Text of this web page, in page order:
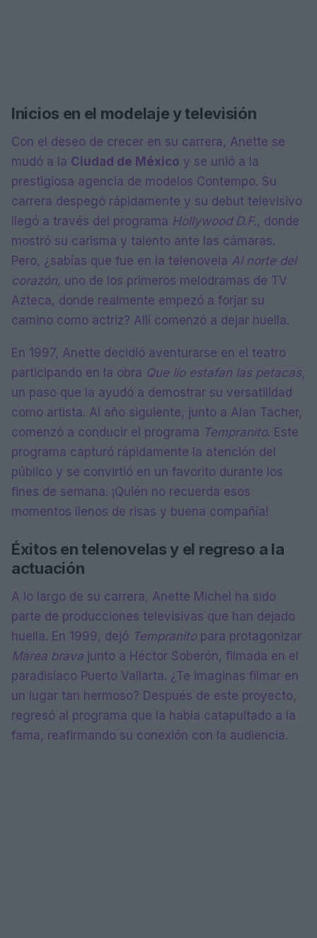
Inicios en el modelaje y televisión
Con el deseo de crecer en su carrera, Anette se
mudó a la Ciudad de México y se unió a la
prestigiosa agencia de modelos Contempo. Su
carrera despegó rápidamente y su debut televisivo
llegó a través del programa Hollywood D.F., donde
mostró su carisma y talento ante las cámaras.
Pero, ¿sabías que fue en la telenovela Al norte del
corazón, uno de los primeros melodramas de TV
Azteca, donde realmente empezó a forjar su
camino como actriz? Allí comenzó a dejar huella.
En 1997, Anette decidió aventurarse en el teatro
participando en la obra Que lío estafan las petacas,
un paso que la ayudó a demostrar su versatilidad
como artista. Al año siguiente, junto a Alan Tacher,
comenzó a conducir el programa Tempranito. Este
programa capturó rápidamente la atención del
público y se convirtió en un favorito durante los
fines de semana. ¡Quién no recuerda esos
momentos llenos de risas y buena compañía!
Éxitos en telenovelas y el regreso a la
actuación
A lo largo de su carrera, Anette Michel ha sido
parte de producciones televisivas que han dejado
huella. En 1999, dejó Tempranitopara protagonizar
Marea brava junto a Héctor Soberón, filmada en el
paradisíaco Puerto Vallarta. ¿Te imaginas filmar en
un lugar tan hermoso? Después de este proyecto,
regresó al programa que la había catapultado a la
fama, reafirmando su conexión con la audiencia.